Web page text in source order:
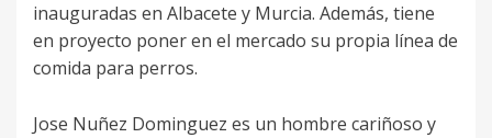
inauguradas en Albacete y Murcia. Además, tiene
en proyecto poner en el mercado su propia línea de
comida para perros.
Jose Nuñez Dominguez es un hombre cariñoso y